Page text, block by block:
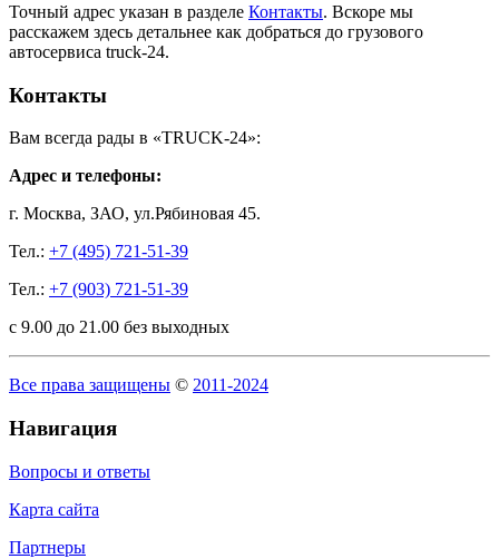
Точный адрес указан в разделе Контакты. Вскоре мы
расскажем здесь детальнее как добраться до грузового
автосервиса truck-24.
Контакты
Вам всегда рады в «TRUCK-24»:
Адрес и телефоны:
г. Москва, ЗАО, ул.Рябиновая 45.
Тел.: +7 (495) 721-51-39
Тел.: +7 (903) 721-51-39
с 9.00 до 21.00 без выходных
Все права защищены © 2011-2024
Навигация
Вопросы и ответы
Карта сайта
Партнеры